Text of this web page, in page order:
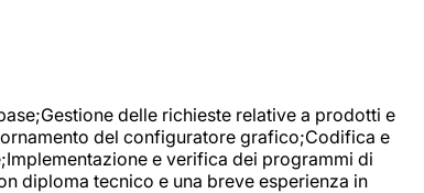
delle richieste relative a prodotti e
del configuratore grafico;Codifica e
e verifica dei programmi di
diploma tecnico e una breve esperienza in